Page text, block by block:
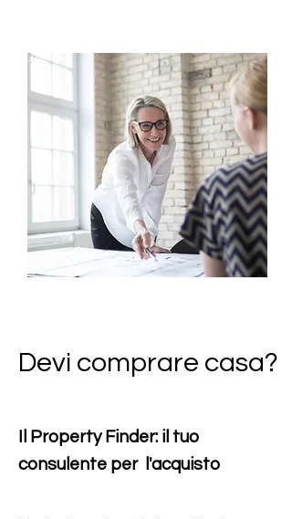
Devi comprare casa?
Il Property Finder: il tuo
consulente per l'acquisto